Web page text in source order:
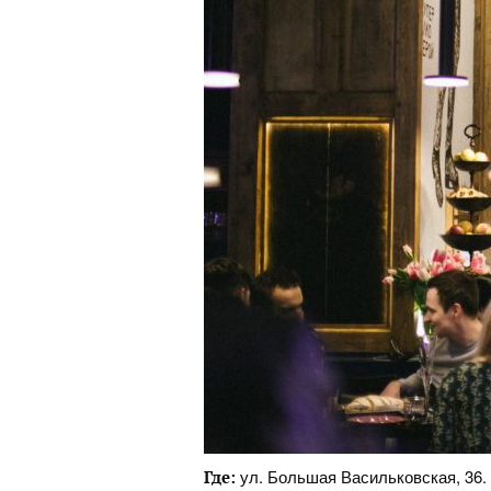
Где: ул. Большая Васильковская, 36.